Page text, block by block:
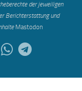
der jeweiligen
Berichterstattung und
alte Mastodon